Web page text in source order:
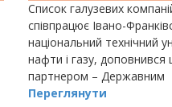
Список галузевих
співпрацює Івано-
національний технічний
нафти і газу,
партнером – Державним
підприємством «Івано-
Переглянути